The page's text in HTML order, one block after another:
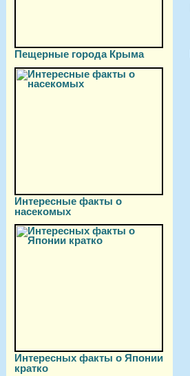
Пещерные города Крыма
Интересные факты о
насекомых
Интересных факты о Японии
кратко